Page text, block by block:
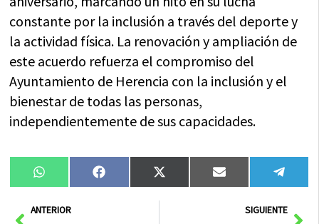
constante por la inclusión a través del deporte y
la actividad física. La renovación y ampliación de
este acuerdo refuerza el compromiso del
Ayuntamiento de Herencia con la inclusión y el
bienestar de todas las personas,
independientemente de sus capacidades.
Compartir
en
WhatsAppCompartir
en
FacebookCompartir
en
X
(Twitter)
Compartir
en
Email
en
AntANTERIOR SIGUIENTE